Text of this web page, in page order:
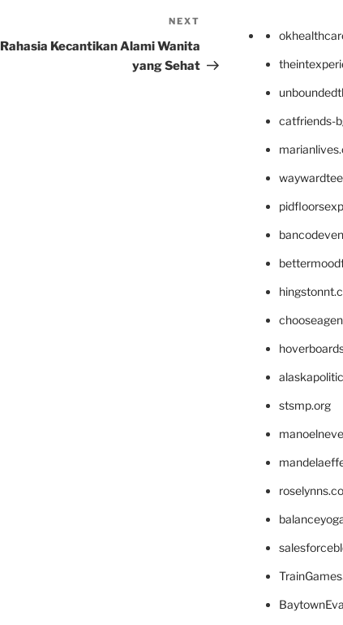
NEXT
Rahasia Kecantikan Alami Wanita
yang Sehat
catfriends-
stsmp.org